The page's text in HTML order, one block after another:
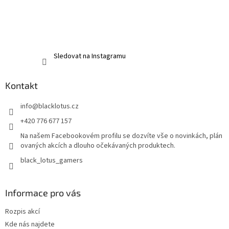
Sledovat na Instagramu
Kontakt
info@blacklotus.cz
+420 776 677 157
Na našem Facebookovém profilu se dozvíte vše o novinkách, plán
ovaných akcích a dlouho očekávaných produktech.
black_lotus_gamers
Informace pro vás
Rozpis akcí
Kde nás najdete